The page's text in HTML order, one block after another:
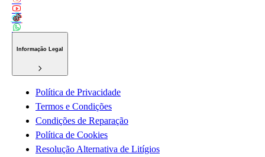
Informação Legal
Política de Privacidade
Termos e Condições
Condições de Reparação
Política de Cookies
Resolução Alternativa de Litígios